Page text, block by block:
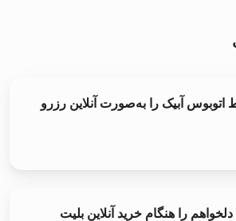
اتوبوس آبیک را به‌صورت آنلاین رزرو
را هنگام خرید آنلاین بلیت